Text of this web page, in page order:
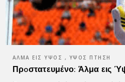
ΆΛΜΑ ΕΙΣ ΎΨΟΣ , ΎΨΟΣ ΠΤΉΣΗ
Πρoστατευμένο: Άλμα εις